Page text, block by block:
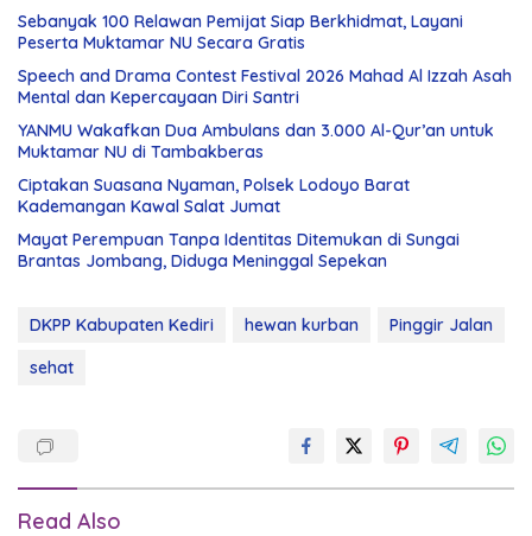
Sebanyak 100 Relawan Pemijat Siap Berkhidmat, Layani
Peserta Muktamar NU Secara Gratis
Speech and Drama Contest Festival 2026 Mahad Al Izzah Asah
Mental dan Kepercayaan Diri Santri
YANMU Wakafkan Dua Ambulans dan 3.000 Al-Qur’an untuk
Muktamar NU di Tambakberas
Ciptakan Suasana Nyaman, Polsek Lodoyo Barat
Kademangan Kawal Salat Jumat
Mayat Perempuan Tanpa Identitas Ditemukan di Sungai
Brantas Jombang, Diduga Meninggal Sepekan
DKPP Kabupaten Kediri hewan kurban
Pinggir Jalan
sehat
Read Also